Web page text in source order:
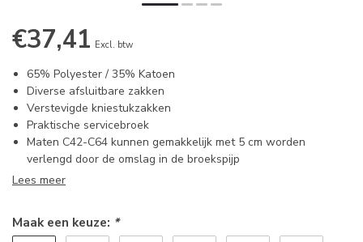
€37,41 Excl. btw
65% Polyester / 35% Katoen
Diverse afsluitbare zakken
Verstevigde kniestukzakken
Praktische servicebroek
Maten C42-C64 kunnen gemakkelijk met 5 cm worden
verlengd door de omslag in de broekspijp
Lees meer
Maak een keuze: *